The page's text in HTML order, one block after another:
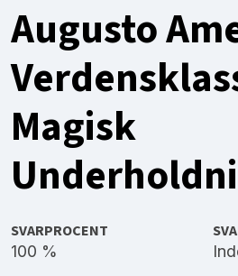
Augusto
Magisk
SVARPROCENT
100 %